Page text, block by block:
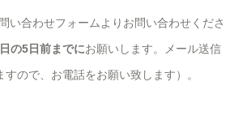
合わせフォームよりお問い合わせくださ
の5日前までにお願いします。メール送信
ので、お電話をお願い致します）。